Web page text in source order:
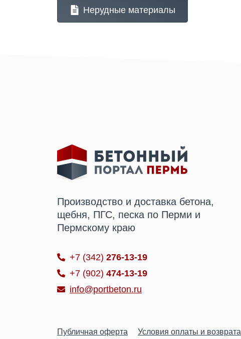
Нерудные материалы
Производство и доставка бетона,
щебня, ПГС, песка по Перми и
Пермскому краю
+7 (342) 276-13-19
+7 (902) 474-13-19
info@portbeton.ru
Публичная оферта Условия оплаты и возврата